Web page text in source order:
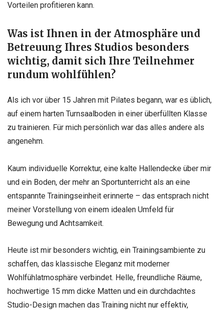
Vorteilen profitieren kann.
Was ist Ihnen in der Atmosphäre und
Betreuung Ihres Studios besonders
wichtig, damit sich Ihre Teilnehmer
rundum wohlfühlen?
Als ich vor über 15 Jahren mit Pilates begann, war es üblich,
auf einem harten Turnsaalboden in einer überfüllten Klasse
zu trainieren. Für mich persönlich war das alles andere als
angenehm.
Kaum individuelle Korrektur, eine kalte Hallendecke über mir
und ein Boden, der mehr an Sportunterricht als an eine
entspannte Trainingseinheit erinnerte – das entsprach nicht
meiner Vorstellung von einem idealen Umfeld für
Bewegung und Achtsamkeit.
Heute ist mir besonders wichtig, ein Trainingsambiente zu
schaffen, das klassische Eleganz mit moderner
Wohlfühlatmosphäre verbindet. Helle, freundliche Räume,
hochwertige 15 mm dicke Matten und ein durchdachtes
Studio-Design machen das Training nicht nur effektiv,